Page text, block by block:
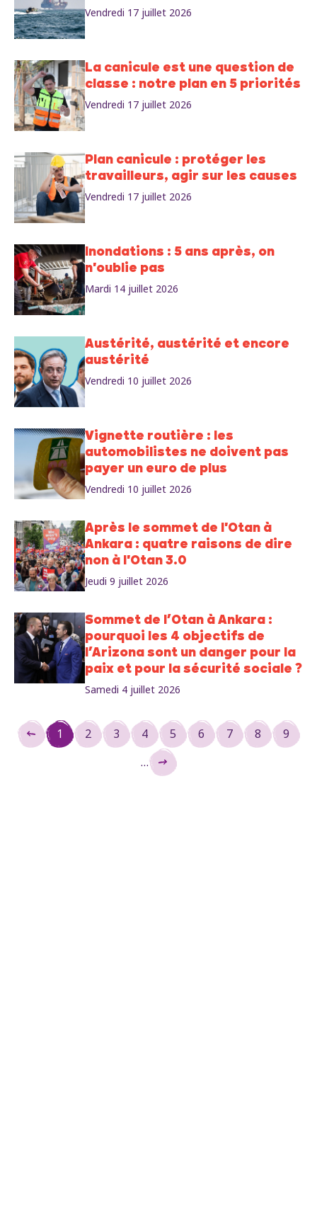
Vendredi 17 juillet 2026
La canicule est une question de
classe : notre plan en 5 priorités
Vendredi 17 juillet 2026
Plan canicule : protéger les
travailleurs, agir sur les causes
Vendredi 17 juillet 2026
Inondations : 5 ans après, on
n'oublie pas
Mardi 14 juillet 2026
Austérité, austérité et encore
austérité
Vendredi 10 juillet 2026
Vignette routière : les
automobilistes ne doivent pas
payer un euro de plus
Vendredi 10 juillet 2026
Après le sommet de l'Otan à
Ankara : quatre raisons de dire
non à l'Otan 3.0
Jeudi 9 juillet 2026
Sommet de l’Otan à Ankara :
pourquoi les 4 objectifs de
l’Arizona sont un danger pour la
paix et pour la sécurité sociale ?
Samedi 4 juillet 2026
Pagination
Page
1 Page
2 Page
3 Page
4 Page
5 Page
6 Page
7 Page
8 Page
9
…